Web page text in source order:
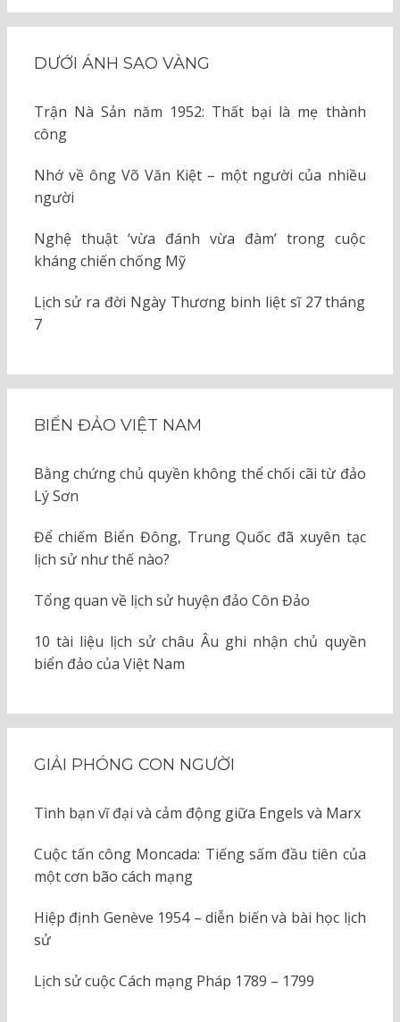
DƯỚI ÁNH SAO VÀNG
Trận Nà Sản năm 1952: Thất bại là mẹ thành
công
Nhớ về ông Võ Văn Kiệt – một người của nhiều
người
Nghệ thuật ‘vừa đánh vừa đàm’ trong cuộc
kháng chiến chống Mỹ
Lịch sử ra đời Ngày Thương binh liệt sĩ 27 tháng
7
BIỂN ĐẢO VIỆT NAM
Bằng chứng chủ quyền không thể chối cãi từ đảo
Lý Sơn
Để chiếm Biển Đông, Trung Quốc đã xuyên tạc
lịch sử như thế nào?
Tổng quan về lịch sử huyện đảo Côn Đảo
10 tài liệu lịch sử châu Âu ghi nhận chủ quyền
biển đảo của Việt Nam
GIẢI PHÓNG CON NGƯỜI
Tình bạn vĩ đại và cảm động giữa Engels và Marx
Cuộc tấn công Moncada: Tiếng sấm đầu tiên của
một cơn bão cách mạng
Hiệp định Genève 1954 – diễn biến và bài học lịch
sử
Lịch sử cuộc Cách mạng Pháp 1789 – 1799